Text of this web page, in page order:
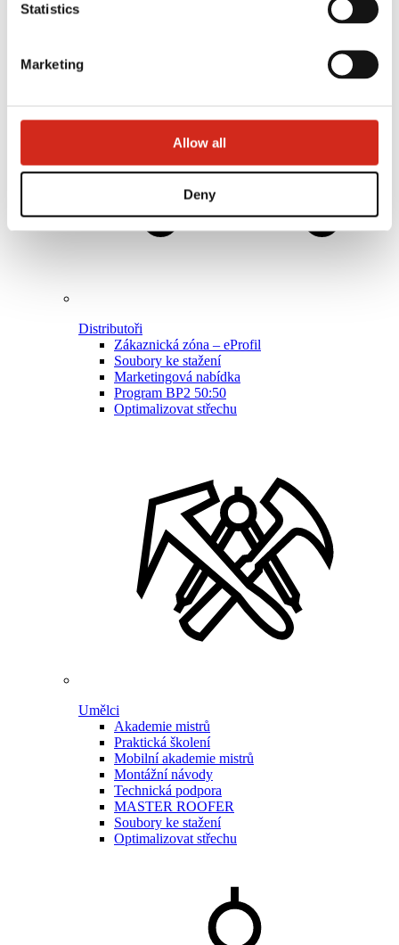
Statistics
Marketing
Allow all
Deny
Distributoři
Zákaznická zóna – eProfil
Soubory ke stažení
Marketingová nabídka
Program BP2 50:50
Optimalizovat střechu
Umělci
Akademie mistrů
Praktická školení
Mobilní akademie mistrů
Montážní návody
Technická podpora
MASTER ROOFER
Soubory ke stažení
Optimalizovat střechu